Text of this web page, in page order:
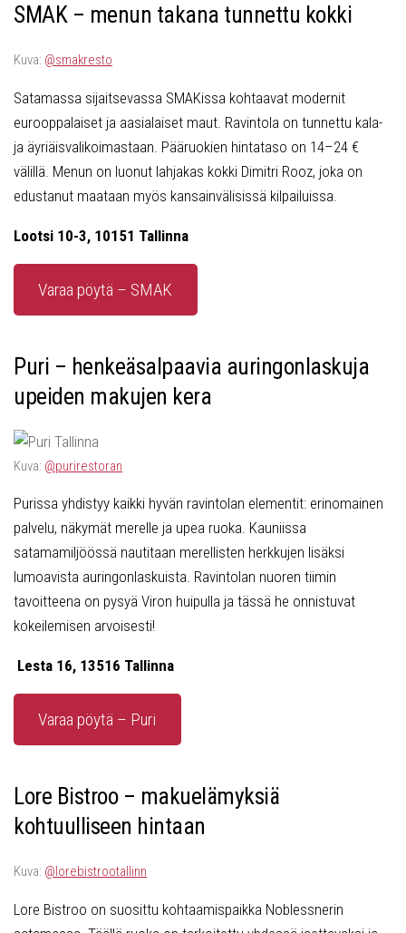
SMAK – menun takana tunnettu kokki
Kuva: @smakresto
Satamassa sijaitsevassa SMAKissa kohtaavat modernit
eurooppalaiset ja aasialaiset maut. Ravintola on tunnettu kala-
ja äyriäisvalikoimastaan. Pääruokien hintataso on 14–24 €
välillä. Menun on luonut lahjakas kokki Dimitri Rooz, joka on
edustanut maataan myös kansainvälisissä kilpailuissa.
Lootsi 10-3, 10151 Tallinna
Varaa pöytä – SMAK
Puri – henkeäsalpaavia auringonlaskuja
upeiden makujen kera
Kuva: @purirestoran
Purissa yhdistyy kaikki hyvän ravintolan elementit: erinomainen
palvelu, näkymät merelle ja upea ruoka. Kauniissa
satamamiljöössä nautitaan merellisten herkkujen lisäksi
lumoavista auringonlaskuista. Ravintolan nuoren tiimin
tavoitteena on pysyä Viron huipulla ja tässä he onnistuvat
kokeilemisen arvoisesti!
Lesta 16, 13516 Tallinna
Varaa pöytä – Puri
Lore Bistroo – makuelämyksiä
kohtuulliseen hintaan
Kuva: @lorebistrootallinn
Lore Bistroo on suosittu kohtaamispaikka Noblessnerin